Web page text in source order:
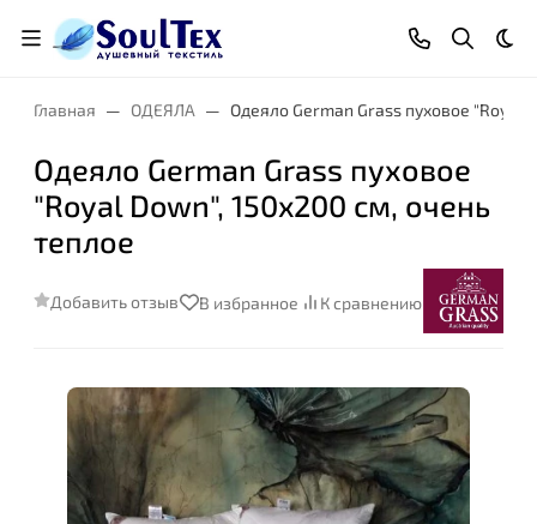
Главная ОДЕЯЛА Одеяло German Grass пуховое "Royal
Одеяло German Grass пуховое
"Royal Down", 150x200 см, очень
теплое
Добавить отзыв В избранное К сравнению